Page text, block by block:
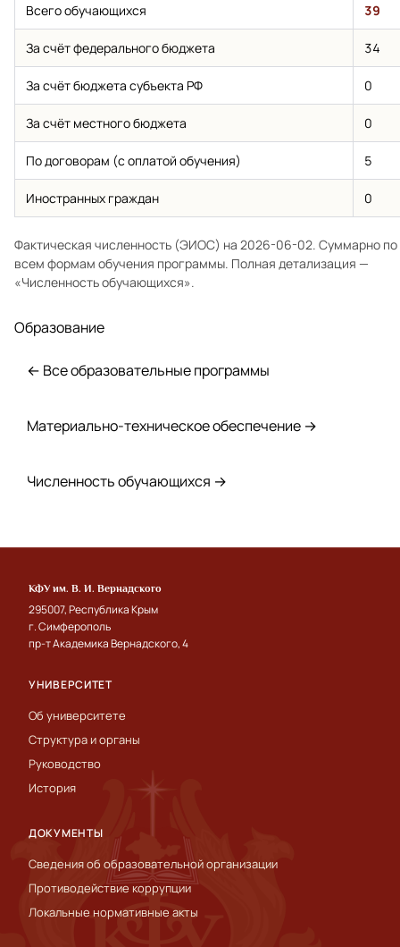
Всего обучающихся 39
За счёт федерального бюджета 34
За счёт бюджета субъекта РФ 0
За счёт местного бюджета 0
По договорам (с оплатой обучения) 5
Иностранных граждан 0
Фактическая численность (ЭИОС) на 2026-06-02. Суммарно по
всем формам обучения программы. Полная детализация —
«Численность обучающихся».
Образование
← Все образовательные программы
Материально-техническое обеспечение →
Численность обучающихся →
КФУ им. В. И. Вернадского
295007, Республика Крым
г. Симферополь
пр-т Академика Вернадского, 4
УНИВЕРСИТЕТ
Об университете
Структура и органы
Руководство
История
ДОКУМЕНТЫ
Сведения об образовательной организации
Противодействие коррупции
Локальные нормативные акты